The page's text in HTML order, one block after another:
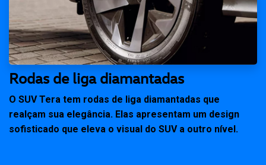
Rodas de liga diamantadas
O SUV Tera tem rodas de liga diamantadas que
realçam sua elegância. Elas apresentam um design
sofisticado que eleva o visual do SUV a outro nível.